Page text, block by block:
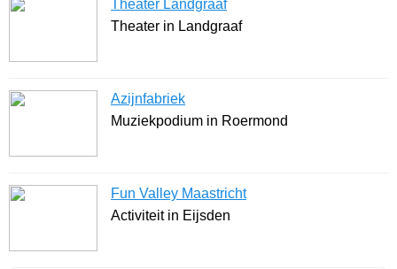
Theater Landgraaf
Theater in Landgraaf
Azijnfabriek
Muziekpodium in Roermond
Fun Valley Maastricht
Activiteit in Eijsden